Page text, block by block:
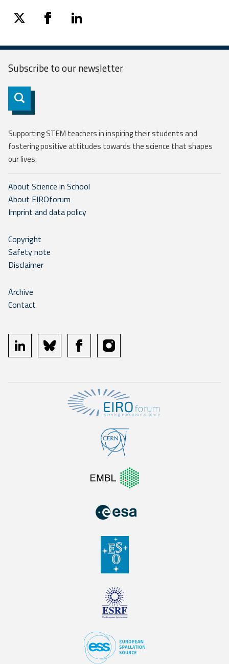
twitter facebooklinkedin
Subscribe to ournewsletter
Subscribe
Supporting STEM teachers in inspiring their students and
fostering positive attitudes towards the science that shapes
our lives.
About Science in School
About EIROforum
Imprint and data policy
Copyright
Safety note
Disclaimer
Archive
Contact
linkedin bluesky facebookinstagram